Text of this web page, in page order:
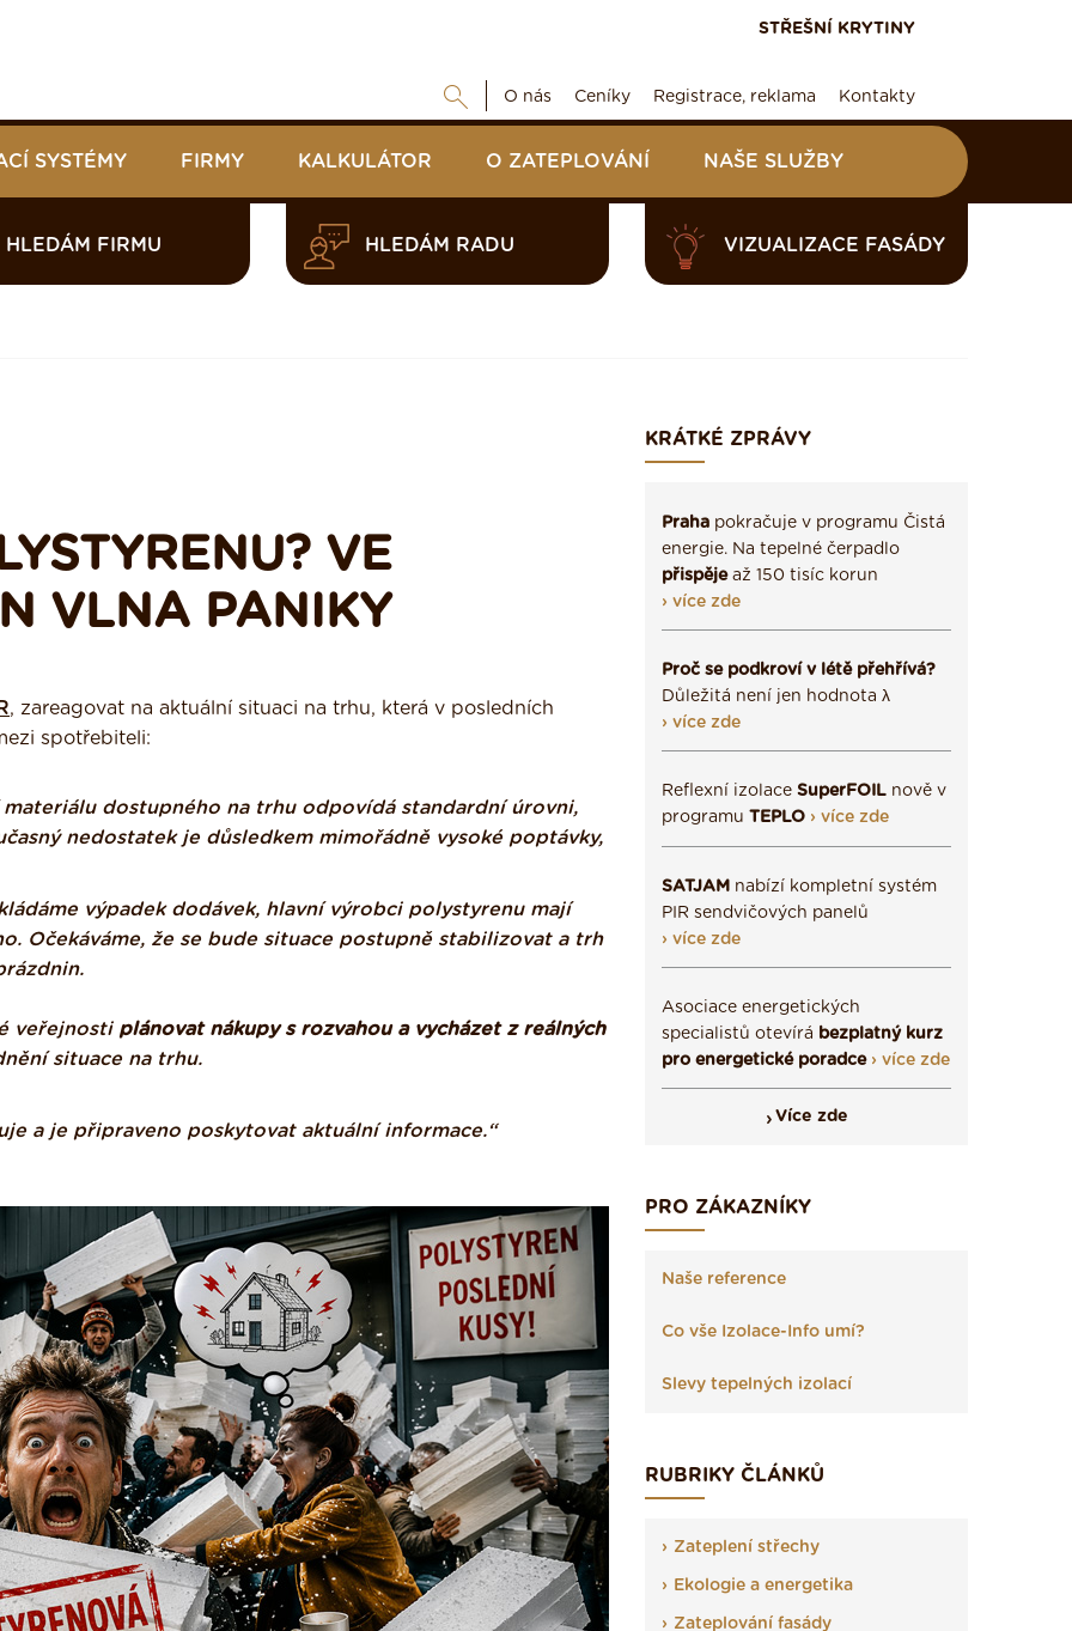
STŘEŠNÍ KRYTINY
O nás Ceníky Registrace, reklama Kontakty
SYSTÉMY FIRMY KALKULÁTOR O ZATEPLOVÁNÍ NAŠE SLUŽBY
HLEDÁM FIRMU HLEDÁM RADU VIZUALIZACE FASÁDY
VE
VLNA PANIKY
, zareagovat na aktuální situaci na trhu, která v posledních
spotřebiteli:
dostupného na trhu odpovídá standardní úrovni,
nedostatek je důsledkem mimořádně vysoké poptávky,
výpadek dodávek, hlavní výrobci polystyrenu mají
Očekáváme, že se bude situace postupně stabilizovat a trh
veřejnosti plánovat nákupy s rozvahou a vycházet z reálných
situace na trhu.
a je připraveno poskytovat aktuální informace.“
KRÁTKÉ ZPRÁVY
Praha pokračuje v programu Čistá
energie. Na tepelné čerpadlo
přispějeaž 150 tisíc korun
› více zde
Proč se podkroví v létě přehřívá?
Důležitá není jen hodnota λ
› více zde
Reflexní izolace SuperFOIL nově v
programu TEPLO › více zde
SATJAM nabízí kompletní systém
PIR sendvičových panelů
› více zde
Asociace energetických
specialistů otevírá bezplatný kurz
pro energetické poradce › více zde
Více zde
PRO ZÁKAZNÍKY
Naše reference
Co vše Izolace-Info umí?
Slevy tepelných izolací
RUBRIKY ČLÁNKŮ
Zateplení střechy
Ekologie a energetika
Zateplování fasády